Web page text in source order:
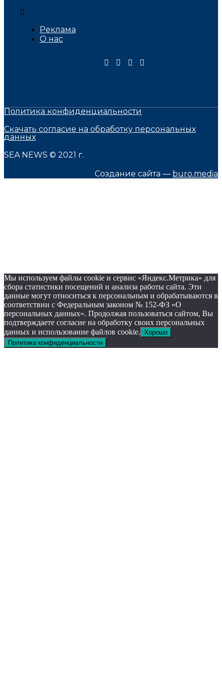
Реклама
О нас
Политика конфиденциальности
Скачать согласие на обработку персональных
данных
SEA NEWS © 2021 г.
Создание сайта — buro.media
Мы используем файлы cookie и сервис «Яндекс.Метрика» для
сбора статистики посещений и анализа работы сайта. Эти
данные могут относиться к персональным и обрабатываются в
соответствии с Федеральным законом № 152-ФЗ «О
персональных данных». Продолжая пользоваться сайтом, Вы
подтверждаете согласие на обработку своих персональных
данных и использование файлов cookie. Хорошо
Политика конфиденциальности